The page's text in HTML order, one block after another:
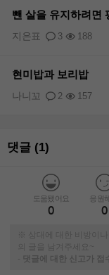
뺀 살을 유지하려면
3 188
지은표
현미밥과 보리밥
2 157
나니꼬
댓글 (1)
도움됐어요
0
응원
0
※ 상대에 대한 비방이나
의 글을 남겨주세요~
-
댓글에 대한 신고가